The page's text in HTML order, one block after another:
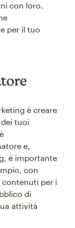
con loro.
per il tuo
è creare
tuoi
e,
è importante
con
per i
di
attività